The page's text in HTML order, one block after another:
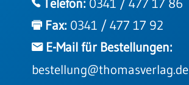
Telefon: 0341 / 477 17 86
Fax: 0341 / 477 17 92
E-Mail für Bestellungen:
bestellung@thomasverlag.de